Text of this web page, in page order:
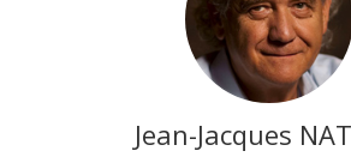
Jean-Jacques